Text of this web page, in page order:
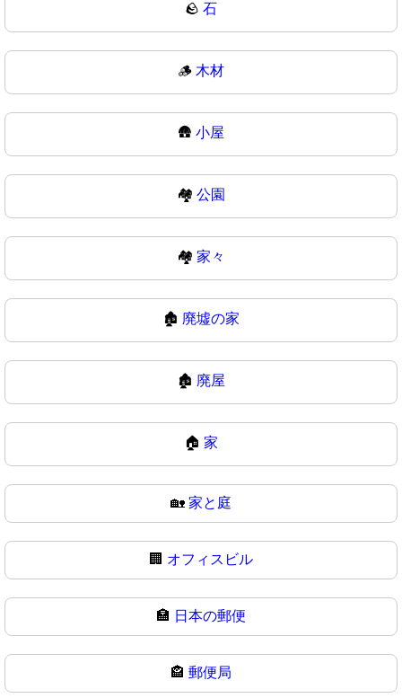
🪨 石
🪵 木材
🛖 小屋
🏘️ 公園
🏘 家々
🏚️ 廃墟の家
🏚 廃屋
🏠 家
🏡 家と庭
🏢 オフィスビル
🏣 日本の郵便
🏤 郵便局